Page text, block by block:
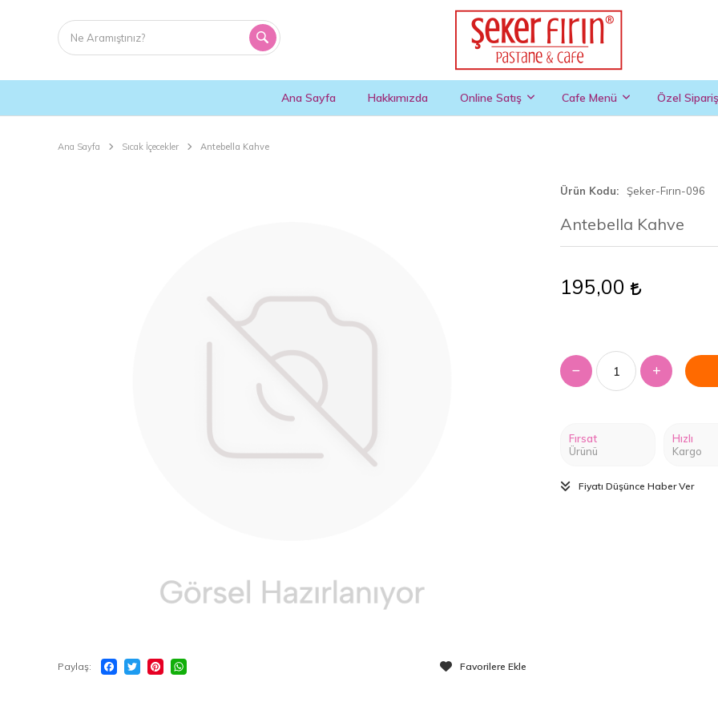
Ana Sayfa Hakkımızda Online Satış Cafe Menü Özel Sipariş
Ana Sayfa Sıcak İçecekler Antebella Kahve
Paylaş Favorilere Ekle
Ürün Kodu Şeker-Fırın-096
Antebella Kahve
195,00
Fırsat
Ürünü
Hızlı
Kargo
Fiyatı Düşünce Haber Ver